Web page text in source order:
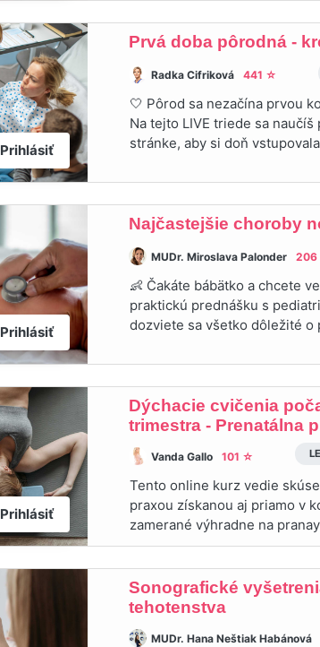
Prihlásiť
Prvá doba pôrodná -
Radka Cifriková 441 ☆
🤍 Pôrod sa nezačína prvou
Na tejto LIVE triede sa
stránke, aby si doň
Prihlásiť
Najčastejšie choroby
MUDr. Miroslava Palonder
👶 Čakáte bábätko a chcete
praktickú prednášku s
dozviete sa všetko dôležité o
Prihlásiť
Dýchacie cvičenia
trimestra - Prenatálna
Vanda Gallo 101 ☆
Tento online kurz vedie
praxou získanou aj priamo v
zamerané výhradne na
Sonografické
tehotenstva
MUDr. Hana Neštiak Habánová